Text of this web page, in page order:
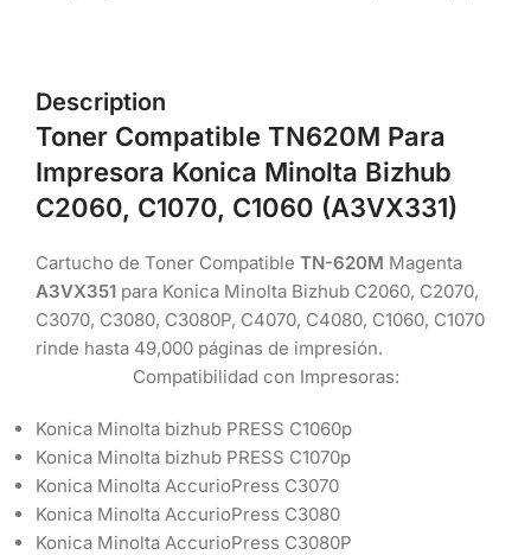
Description
Toner Compatible TN620M Para
Impresora Konica Minolta Bizhub
C2060, C1070, C1060 (A3VX331)
Cartucho de Toner Compatible TN-620M Magenta
A3VX351 para Konica Minolta Bizhub C2060, C2070,
C3070, C3080, C3080P, C4070, C4080, C1060, C1070
rinde hasta 49,000 páginas de impresión.
Compatibilidad con Impresoras:
Konica Minolta bizhub PRESS C1060p
Konica Minolta bizhub PRESS C1070p
Konica Minolta AccurioPress C3070
Konica Minolta AccurioPress C3080
Konica Minolta AccurioPress C3080P